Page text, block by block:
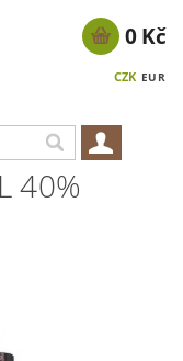
CZK EUR
0 Kč
40%